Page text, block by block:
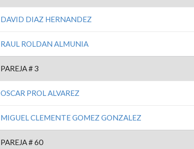
DAVID DIAZ HERNANDEZ
RAUL ROLDAN ALMUNIA
PAREJA # 3
OSCAR PROL ALVAREZ
MIGUEL CLEMENTE GOMEZ GONZALEZ
PAREJA # 60